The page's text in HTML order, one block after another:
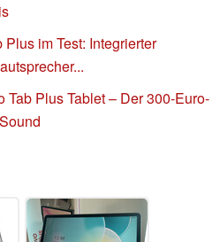
Plus im Test: Integrierter
Tab Plus Tablet – Der 300-Euro-